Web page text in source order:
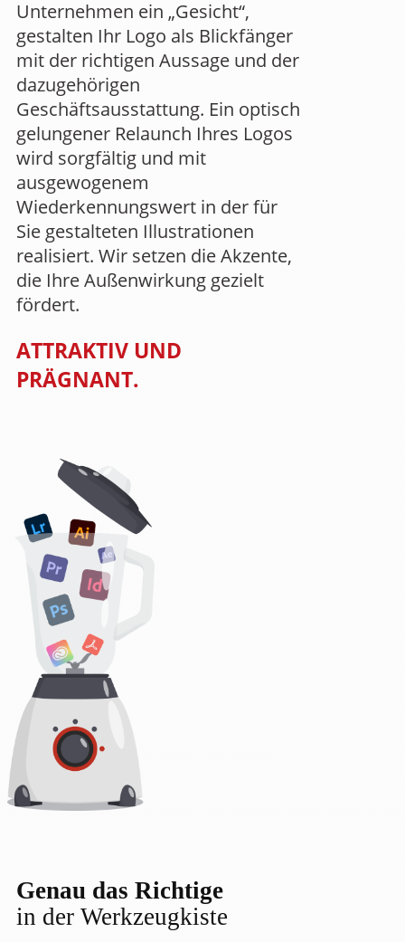
Unternehmen ein „Gesicht“,
gestalten Ihr Logo als Blickfänger
mit der richtigen Aussage und der
dazugehörigen
Geschäftsausstattung. Ein optisch
gelungener Relaunch Ihres Logos
wird sorgfältig und mit
ausgewogenem
Wiederkennungswert in der für
Sie gestalteten Illustrationen
realisiert. Wir setzen die Akzente,
die Ihre Außenwirkung gezielt
fördert.
ATTRAKTIV UND
PRÄGNANT.
Genau das Richtige
in der Werkzeugkiste